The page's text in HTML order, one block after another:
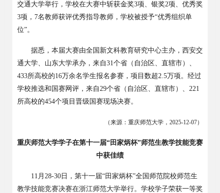
交通大学举行，学校在大赛中斩获金奖3项、银奖2项、优秀奖
3项， 7名教师获评优秀指导教师，学校被授予“优秀组织单
位”。
据悉，本届大赛由全国新文科教育研究中心主办，西安交
通大学、山东大学承办，来自31个省（自治区、直辖市）、
433所高校的16万余名学生报名参赛，项目数超2.5万项。经过
学校推选和国赛网评，来自29个省（自治区、直辖市）、 221
所高校的454个项目晋级国赛现场决赛。
（来源：重庆师范大学， 2025-12-07）
重庆师范大学学子在第十一届“田家炳杯”师范生教学技能竞赛
中获佳绩
11 月 28-30 日，第十一届“田家炳杯”全国师范院校师范生
教学技能竞赛决赛在浙江师范大学举行。学校学子荣获一等奖